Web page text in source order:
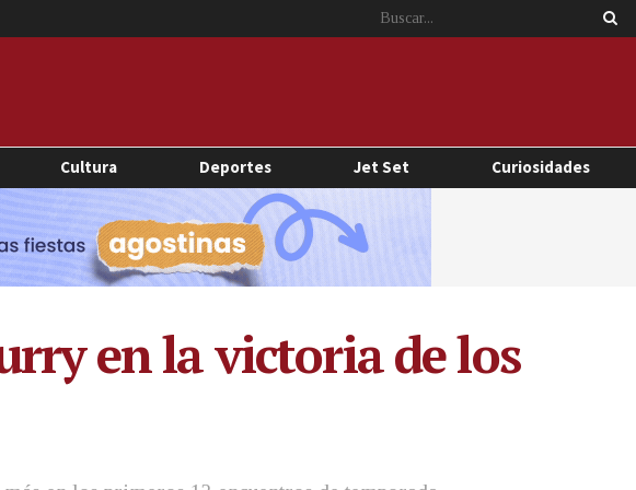
Cultura Deportes Jet Set Curiosidades
en la victoria de los